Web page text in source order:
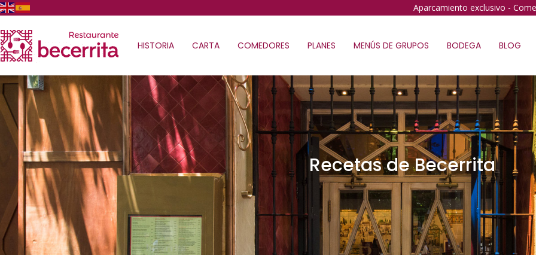
Aparcamiento exclusivo -
HISTORIA CARTA COMEDORES PLANES MENÚS DE GRUPOS BODEGA BLOG
Recetas de Becerrita